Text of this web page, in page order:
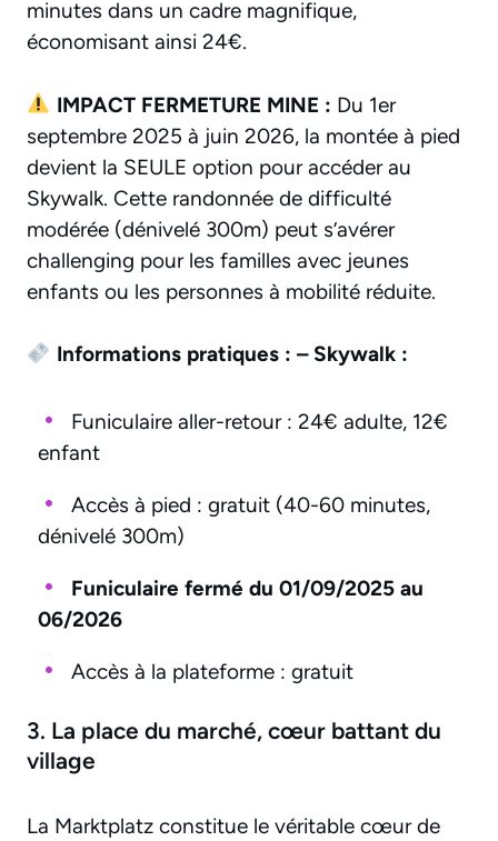
minutes dans un cadre magnifique,
économisant ainsi 24€.
IMPACT FERMETURE MINE : Du 1er
septembre 2025 à juin 2026, la montée à pied
devient la SEULE option pour accéder au
Skywalk. Cette randonnée de difficulté
modérée (dénivelé 300m) peut s’avérer
challenging pour les familles avec jeunes
enfants ou les personnes à mobilité réduite.
Informations pratiques : – Skywalk :
Funiculaire aller-retour : 24€ adulte, 12€
enfant
Accès à pied : gratuit (40-60 minutes,
dénivelé 300m)
Funiculaire fermé du 01/09/2025 au
06/2026
Accès à la plateforme : gratuit
3. La place du marché, cœur battant du
village
La Marktplatz constitue le véritable cœur de